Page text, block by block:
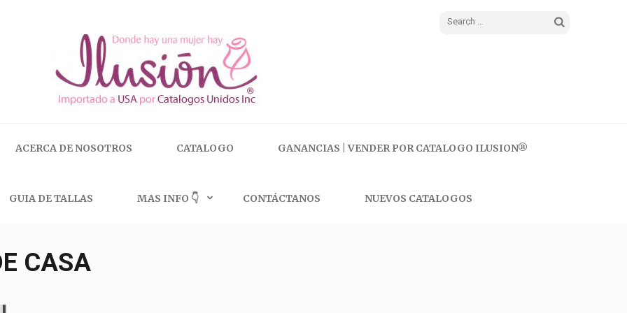
Search
ACERCA DE NOSOTROS CATALOGO GANANCIAS | VENDER POR CATALOGO ILUSION®
GUIA DE TALLAS MAS INFO 👇 CONTÁCTANOS NUEVOS CATALOGOS
CASA